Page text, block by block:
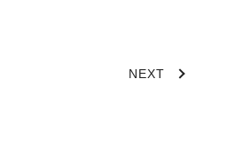
NEXT